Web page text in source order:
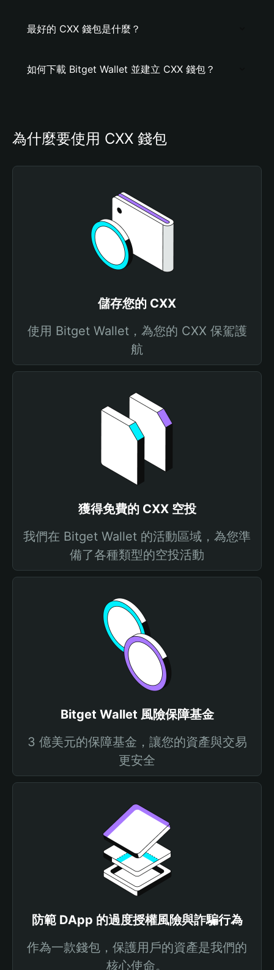
最好的 CXX 錢包是什麼？
如何下載 Bitget Wallet 並建立 CXX 錢包？
為什麼要使用 CXX 錢包
儲存您的 CXX
使用 Bitget Wallet，為您的 CXX 保駕護
航
獲得免費的 CXX 空投
我們在 Bitget Wallet 的活動區域，為您準
備了各種類型的空投活動
Bitget Wallet 風險保障基金
3 億美元的保障基金，讓您的資產與交易
更安全
防範 DApp 的過度授權風險與詐騙行為
作為一款錢包，保護用戶的資產是我們的
核心使命。